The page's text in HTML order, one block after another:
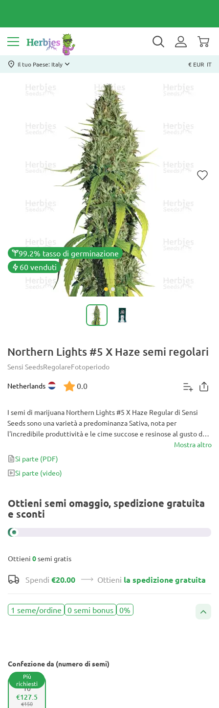
Il tuo Paese: Italy € EUR IT
99.2% tasso di germinazione
60 venduti
Northern Lights #5 X Haze semi regolari
Sensi SeedsRegolareFotoperiodo
Netherlands 0.0
I semi di marijuana Northern Lights #5 X Haze Regular di Sensi
Seeds sono una varietà a predominanza Sativa, nota per
l'incredibile produttività e le cime succose e resinose al gusto di
limone, non c'è da stupirsi se ha vinto 2 volte la Cannabis Cup!
Inoltre, può essere coltivato in qualsiasi clima outdoor. Offre uno
stato mentale concentrato, ideale per socializzare.
Mostra altro
Si parte (PDF)
Si parte (video)
Ottieni semi omaggio, spedizione gratuita
e sconti
Ottieni 0semi gratis
Spendi €20.00 Ottieni la spedizione gratuita
1 seme/ordine 0 semi bonus 0%
Confezione da (numero di semi)
10
Più
richiesti
€150
€127.5